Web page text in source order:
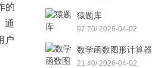
的
通
户
猿题库
97.70/ 2026-04-02
数学函数图形计算器
21.40/ 2026-04-02